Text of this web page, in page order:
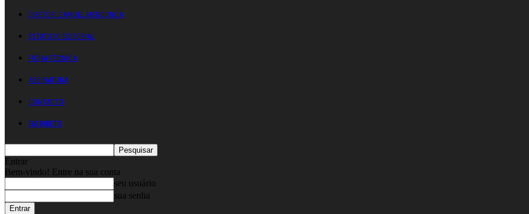
DIRETOR: SAMUEL MENDONÇA
ESTATUTO EDITORIAL
FICHA TÉCNICA
ASSINATURA
CONTACTO
EM DIRETO
Entrar
Bem-vindo! Entre na sua conta
seu usuário
sua senha